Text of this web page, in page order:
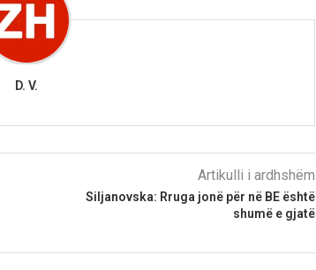
D. V.
Artikulli i ardhshëm
Siljanovska: Rruga jonë për në BE është
shumë e gjatë